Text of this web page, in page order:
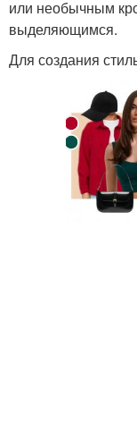
или необычным
выделяющимся.
Для создания